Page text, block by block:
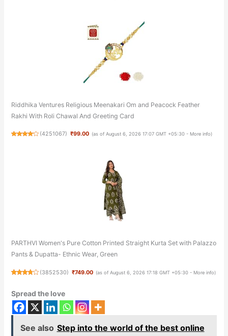
Riddhika Ventures Religious Meenakari Om and Peacock Feather
Rakhi With Roli Chawal And Greeting Card
(4251067) ₹99.00 (as of August 6, 2026 17:07 GMT +05:30 - More info)
PARTHVI Women's Pure Cotton Printed Straight Kurta Set with Palazzo
Pants & Dupatta- Ethnic Wear, Green
(3852530) ₹749.00 (as of August 6, 2026 17:18 GMT +05:30 - More info)
Spread the love
See also Step into the world of the best online